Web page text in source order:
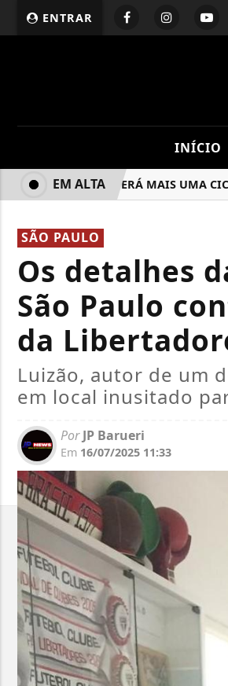
ENTRAR
INÍCIO
BARUERI TERÁ MAIS UMA
EM ALTA
SÃO PAULO
Os detalhes
São Paulo
da
Luizão, autor de um
em local inusitado
PorJP Barueri
Em 16/07/2025 11:33